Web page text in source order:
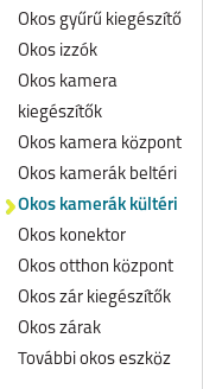
Okos gyűrű kiegészítő
Okos izzók
Okos kamera
kiegészítők
Okos kamera központ
Okos kamerák beltéri
Okos kamerák kültéri
Okos konektor
Okos otthon központ
Okos zár kiegészítők
Okos zárak
További okos eszköz